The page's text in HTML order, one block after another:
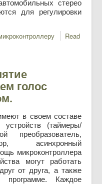
стерео
для регулировки
Read
голос
в своем составе
(таймеры/
преобразователь,
асинхронный
микроконтроллера
могут работать
от друга, а также
программе. Каждое